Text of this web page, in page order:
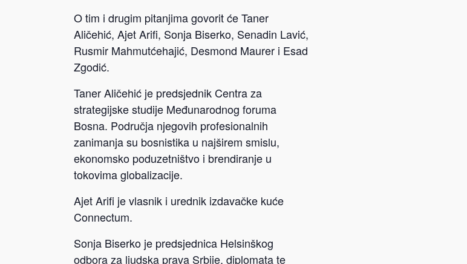
O tim i drugim pitanjima govorit će Taner
Aličehić, Ajet Arifi, Sonja Biserko, Senadin Lavić,
Rusmir Mahmutćehajić, Desmond Maurer i Esad
Zgodić.
Taner Aličehić je predsjednik Centra za
strategijske studije Međunarodnog foruma
Bosna. Područja njegovih profesionalnih
zanimanja su bosnistika u najširem smislu,
ekonomsko poduzetništvo i brendiranje u
tokovima globalizacije.
Ajet Arifi je vlasnik i urednik izdavačke kuće
Connectum.
Sonja Biserko je predsjednica Helsinškog
odbora za ljudska prava Srbije, diplomata te